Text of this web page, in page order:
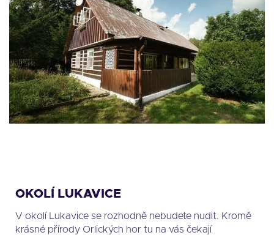
OKOLÍ LUKAVICE
V okolí Lukavice se rozhodně nebudete nudit. Kromě
krásné přírody Orlických hor tu na vás čekají